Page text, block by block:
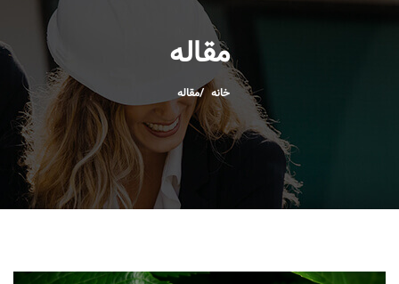
مقاله
خانه مقاله